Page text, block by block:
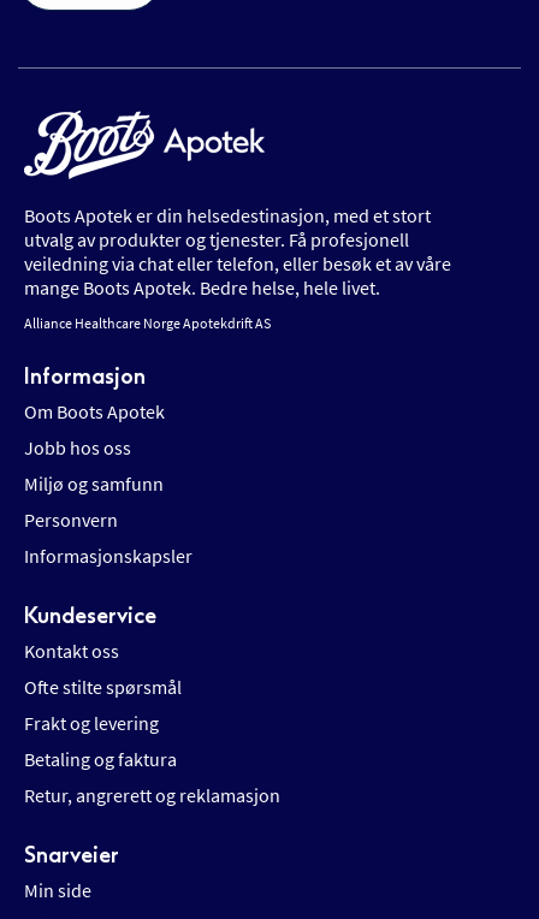
Boots Apotek er din helsedestinasjon, med et stort
utvalg av produkter og tjenester. Få profesjonell
veiledning via chat eller telefon, eller besøk et av våre
mange Boots Apotek. Bedre helse, hele livet.
Alliance Healthcare Norge Apotekdrift AS
Informasjon
Om Boots Apotek
Jobb hos oss
Miljø og samfunn
Personvern
Informasjonskapsler
Kundeservice
Kontakt oss
Ofte stilte spørsmål
Frakt og levering
Betaling og faktura
Retur, angrerett og reklamasjon
Snarveier
Min side